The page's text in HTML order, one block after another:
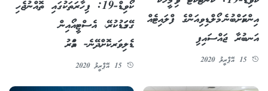
އިންކަމަށްބުނެ މޯލްޑިވިއަންގެ ފްލައިޓެއް
އަނބުރާ ޖައްސައިފި
15 އޭޕްރީލު 2020
ކޯވިޑް-19: ފިހާރަތަކުގައި ތޮއްނުޖެހި
ގޭގަމަޑުކުރޭ، އެސްޓީއޯއިން
ޑެލިވަރކޮށްދޭނެ- އަމްރު
15 އޭޕްރީލު 2020